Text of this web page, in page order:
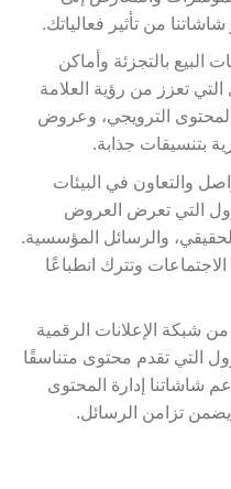
من تأثير فعالياتك.
البيع بالتجزئة وأماكن
تعزز من رؤية العلامة
الترويجي، وعروض
بتنسيقات جذابة.
والتعاون في البيئات
التي تعرض العروض
والرسائل المؤسسية.
وتترك انطباعًا
شبكة الإعلانات الرقمية
التي تقدم محتوى متناسقًا
شاشاتنا إدارة المحتوى
تزامن الرسائل.